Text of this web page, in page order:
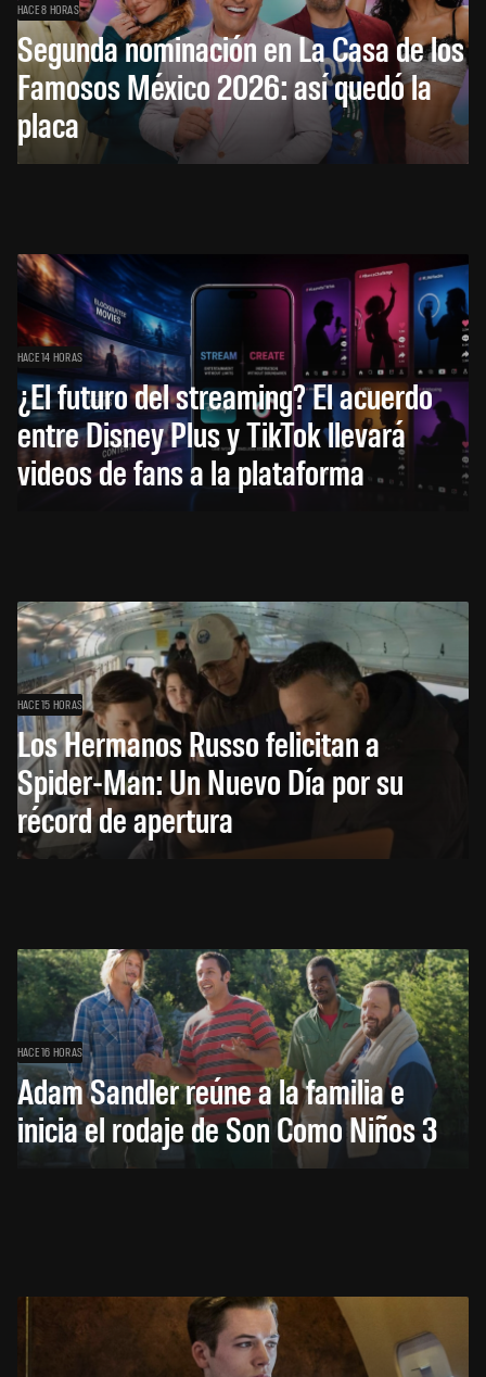
HACE 8 HORAS
Segunda nominación en La Casa de los
Famosos México 2026: así quedó la
placa
HACE 14 HORAS
¿El futuro del streaming? El acuerdo
entre Disney Plus y TikTok llevará
videos de fans a la plataforma
HACE 15 HORAS
Los Hermanos Russo felicitan a
Spider-Man: Un Nuevo Día por su
récord de apertura
HACE 16 HORAS
Adam Sandler reúne a la familia e
inicia el rodaje de Son Como Niños 3